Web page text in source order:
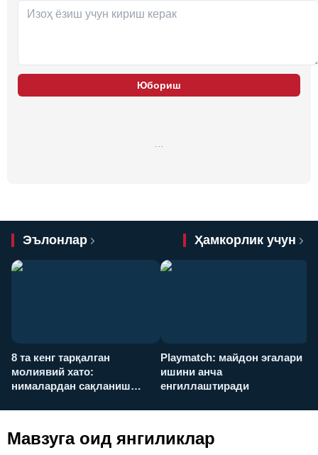
Юбориш
Эълонлар Ҳамкорлик учун
8 та кенг тарқалган
молиявий хато:
нималардан сақланиш
Playmatch: майдон эгалари
ишини анча
енгиллаштиради
Мавзуга оид янгиликлар